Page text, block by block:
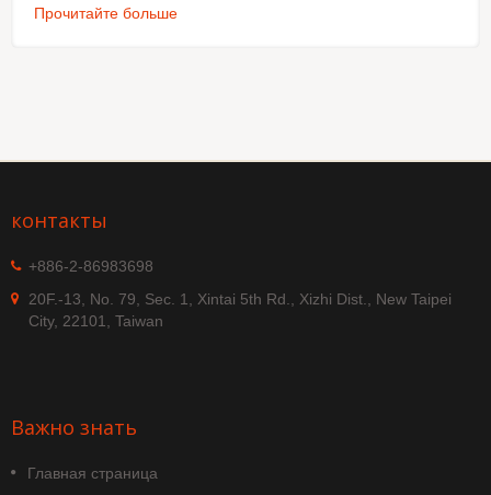
Прочитайте больше
контакты
+886-2-86983698
20F.-13, No. 79, Sec. 1, Xintai 5th Rd., Xizhi Dist., New Taipei
City, 22101, Taiwan
Важно знать
Главная страница